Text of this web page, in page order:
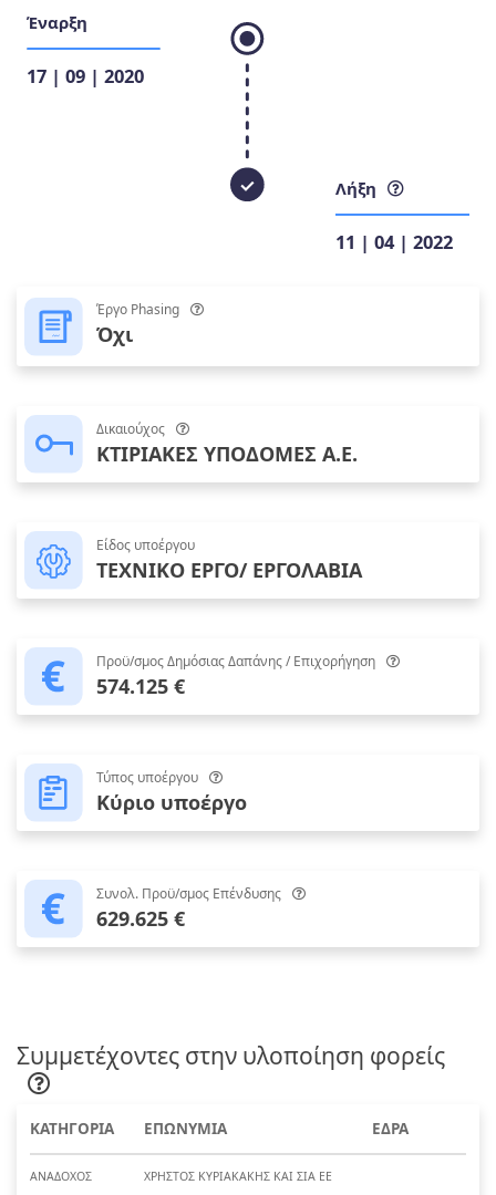
Έναρξη
17 | 09 | 2020
Λήξη
11 | 04 | 2022
Έργο Phasing
Όχι
Δικαιούχος
ΚΤΙΡΙΑΚΕΣ ΥΠΟΔΟΜΕΣ Α.Ε.
Είδος υποέργου
ΤΕΧΝΙΚΟ ΕΡΓΟ/ ΕΡΓΟΛΑΒΙΑ
Προϋ/σμος Δημόσιας Δαπάνης / Επιχορήγηση
574.125 €
Τύπος υποέργου
Κύριο υποέργο
Συνολ. Προϋ/σμος Επένδυσης
629.625 €
Συμμετέχοντες στην υλοποίηση φορείς
ΚΑΤΗΓΟΡΙΑ ΕΠΩΝΥΜΙΑ ΕΔΡΑ
ΑΝΑΔΟΧΟΣ ΧΡΗΣΤΟΣ ΚΥΡΙΑΚΑΚΗΣ ΚΑΙ ΣΙΑ ΕΕ